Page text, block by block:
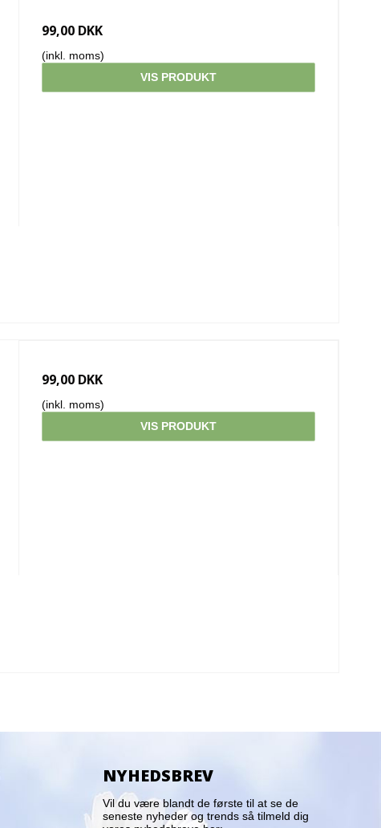
99,00 DKK
(inkl. moms)
VIS PRODUKT
99,00 DKK
(inkl. moms)
VIS PRODUKT
NYHEDSBREV
Vil du være blandt de første til at se de
seneste nyheder og trends så tilmeld dig